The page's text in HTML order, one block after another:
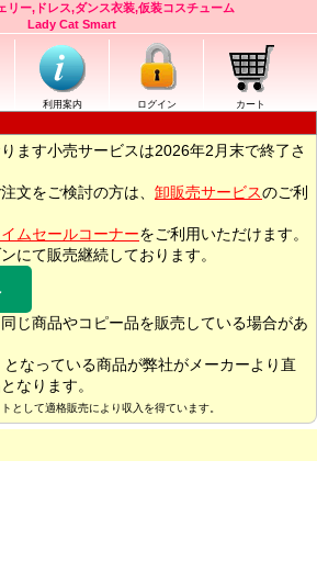
リー,ドレス,ダンス衣装,仮装コスチューム
Lady Cat Smart
利用案内 ログイン カート
ます小売サービスは2026年2月末で終了さ
文をご検討の方は、 卸販売サービスのご利
イムセールコーナーをご利用いただけます。
にて販売継続しております。
じ商品やコピー品を販売している場合があ
となっている商品が弊社がメーカーより直
なります。
として適格販売により収入を得ています。